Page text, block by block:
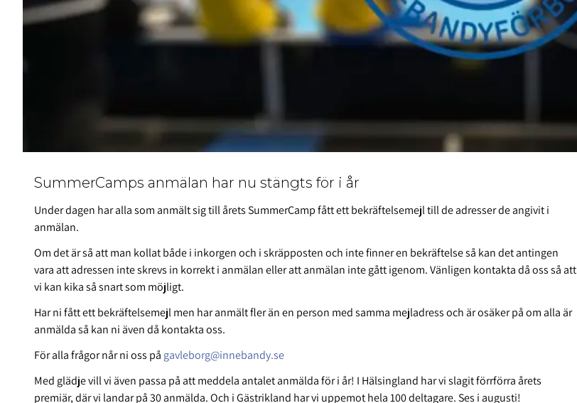
SummerCamps anmälan har nu stängts för i år
Under dagen har alla som anmält sig till årets SummerCamp fått ett bekräftelsemejl till de adresser de angivit i
anmälan.
Om det är så att man kollat både i inkorgen och i skräpposten och inte finner en bekräftelse så kan det antingen
vara att adressen inte skrevs in korrekt i anmälan eller att anmälan inte gått igenom. Vänligen kontakta då oss så att
vi kan kika så snart som möjligt.
Har ni fått ett bekräftelsemejl men har anmält fler än en person med samma mejladress och är osäker på om alla är
anmälda så kan ni även då kontakta oss.
För alla frågor når ni oss på gavleborg@innebandy.se
Med glädje vill vi även passa på att meddela antalet anmälda för i år! I Hälsingland har vi slagit förrförra årets
premiär, där vi landar på 30 anmälda. Och i Gästrikland har vi uppemot hela 100 deltagare. Ses i augusti!